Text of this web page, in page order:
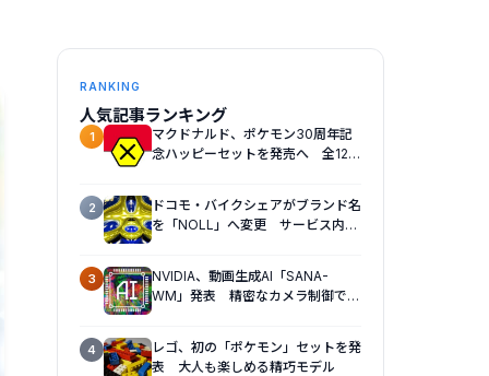
RANKING
人気記事ランキング
1
マクドナルド、ポケモン30周年記
念ハッピーセットを発売へ 全12種
2
ドコモ・バイクシェアがブランド名
を「NOLL」へ変更 サービス内容
3
NVIDIA、動画生成AI「SANA-
WM」発表 精密なカメラ制御で視
4
レゴ、初の「ポケモン」セットを発
表 大人も楽しめる精巧モデル